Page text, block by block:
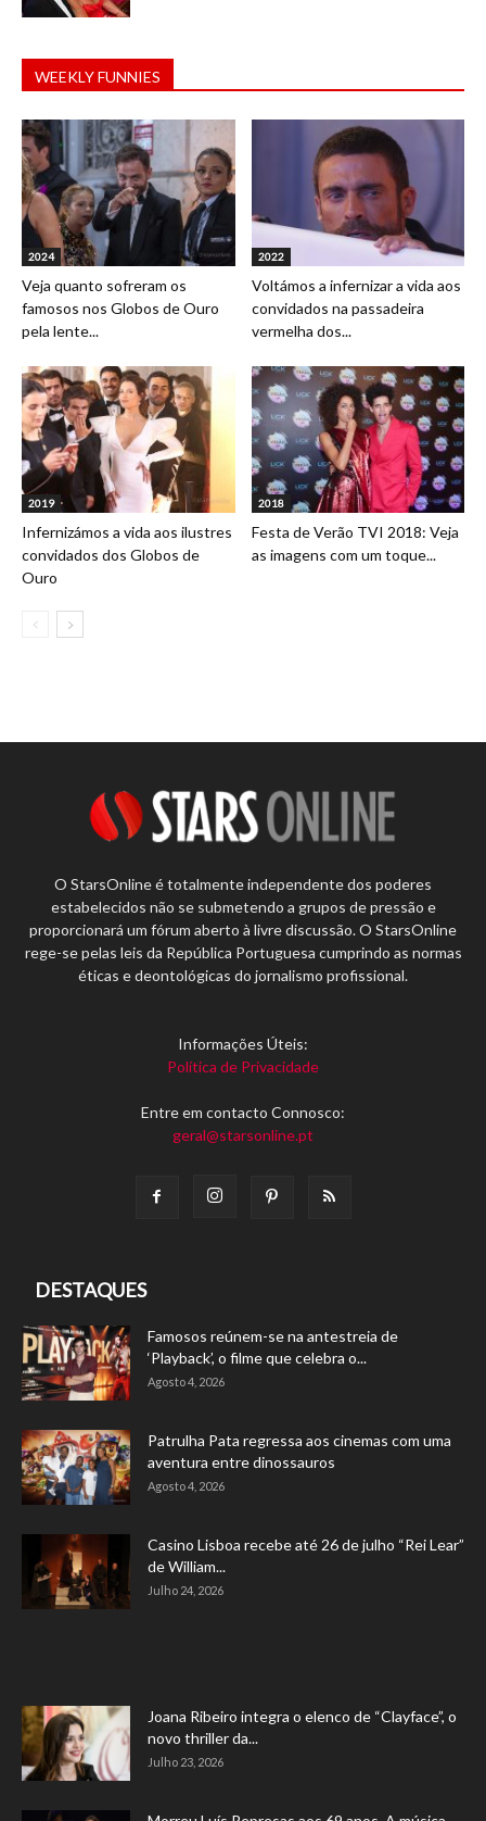
WEEKLY FUNNIES
2024
Veja quanto sofreram os
famosos nos Globos de Ouro
pela lente...
2022
Voltámos a infernizar a vida aos
convidados na passadeira
vermelha dos...
2019
Infernizámos a vida aos ilustres
convidados dos Globos de
Ouro
2018
Festa de Verão TVI 2018: Veja
as imagens com um toque...
O StarsOnline é totalmente independente dos poderes
estabelecidos não se submetendo a grupos de pressão e
proporcionará um fórum aberto à livre discussão. O StarsOnline
rege-se pelas leis da República Portuguesa cumprindo as normas
éticas e deontológicas do jornalismo profissional.
Informações Úteis:
Política de Privacidade
Entre em contacto Connosco:
geral@starsonline.pt
DESTAQUES
Famosos reúnem-se na antestreia de
‘Playback’, o filme que celebra o...
Agosto 4, 2026
Patrulha Pata regressa aos cinemas com uma
aventura entre dinossauros
Agosto 4, 2026
Casino Lisboa recebe até 26 de julho “Rei Lear”
de William...
Julho 24, 2026
Joana Ribeiro integra o elenco de “Clayface”, o
novo thriller da...
Julho 23, 2026